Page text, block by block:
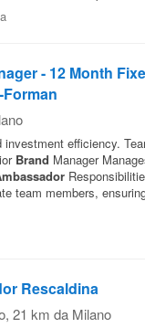
- 12 Month
efficiency.
Brand Manager
team members,
Rescaldina
, 21 km da Milano